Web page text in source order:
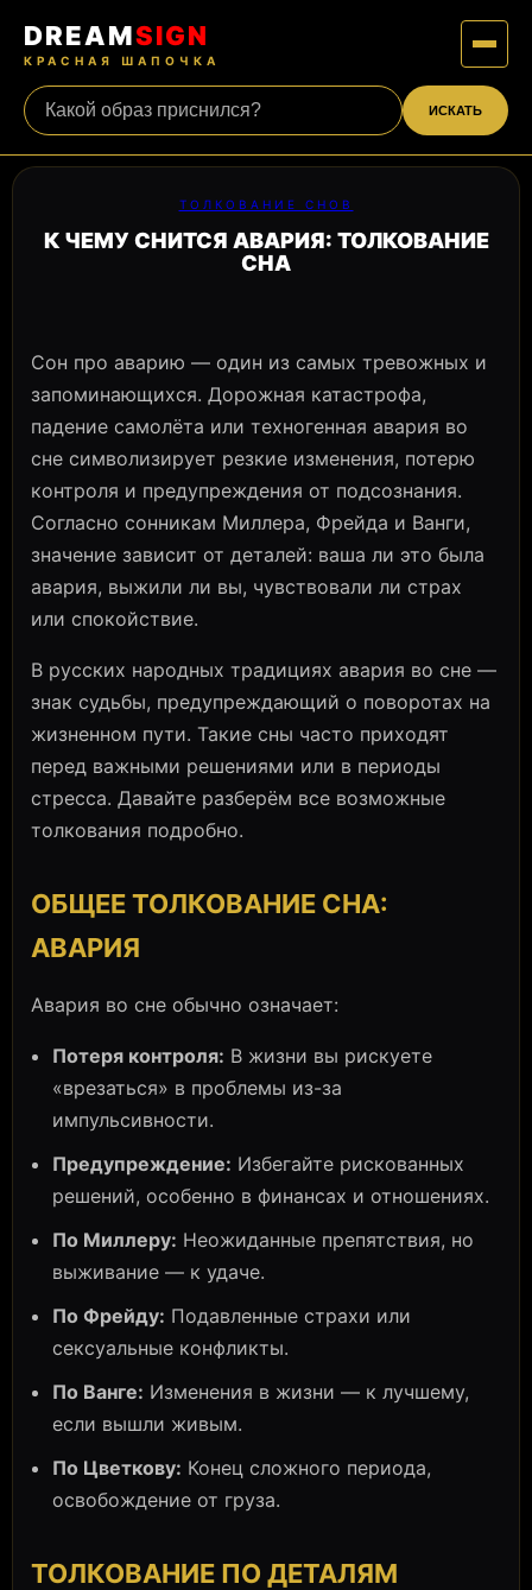
DREAMSIGN
КРАСНАЯ ШАПОЧКА
ИСКАТЬ
ТОЛКОВАНИЕ СНОВ
К ЧЕМУ СНИТСЯ АВАРИЯ: ТОЛКОВАНИЕ
СНА
Сон про аварию — один из самых тревожных и
запоминающихся. Дорожная катастрофа,
падение самолёта или техногенная авария во
сне символизирует резкие изменения, потерю
контроля и предупреждения от подсознания.
Согласно сонникам Миллера, Фрейда и Ванги,
значение зависит от деталей: ваша ли это была
авария, выжили ли вы, чувствовали ли страх
или спокойствие.
В русских народных традициях авария во сне —
знак судьбы, предупреждающий о поворотах на
жизненном пути. Такие сны часто приходят
перед важными решениями или в периоды
стресса. Давайте разберём все возможные
толкования подробно.
ОБЩЕЕ ТОЛКОВАНИЕ СНА:
АВАРИЯ
Авария во сне обычно означает:
Потеря контроля: В жизни вы рискуете
«врезаться» в проблемы из-за
импульсивности.
Предупреждение: Избегайте рискованных
решений, особенно в финансах и отношениях.
По Миллеру: Неожиданные препятствия, но
выживание — к удаче.
По Фрейду: Подавленные страхи или
сексуальные конфликты.
По Ванге: Изменения в жизни — к лучшему,
если вышли живым.
По Цветкову: Конец сложного периода,
освобождение от груза.
ТОЛКОВАНИЕ ПО ДЕТАЛЯМ